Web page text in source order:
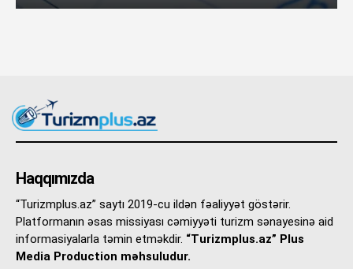
Haqqımızda
“Turizmplus.az” saytı 2019-cu ildən fəaliyyət göstərir.
Platformanın əsas missiyası cəmiyyəti turizm sənayesinə aid
informasiyalarla təmin etməkdir. “Turizmplus.az” Plus
Media Production məhsuludur.